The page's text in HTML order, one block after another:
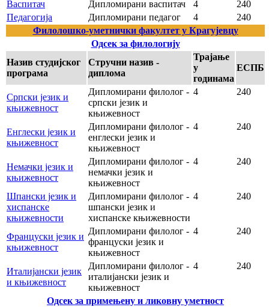
Васпитач Дипломирани васпитач 4
240
Педагогија
Дипломирани педагог 4
240
Филолошко-уметнички факултет у Крагујевцу
Одсек за филологију
Назив студијског
програма
Стручни назив -
диплома
Трајање
у
годинама
ЕСПБ
Српски језик и
књижевност
Дипломирани филолог -
српски језик и
књижевност
4 240
Енглески језик и
књижевност
Дипломирани филолог -
енглески језик и
књижевност
4 240
Немачки језик и
књижевност
Дипломирани филолог -
немачки језик и
књижевност
4 240
Шпански језик и
хиспанске
књижевности
Дипломирани филолог -
шпански језик и
хиспанске књижевности
4 240
Француски језик и
књижевност
Дипломирани филолог -
француски језик и
књижевност
4 240
Италијански језик
и књижевност
Дипломирани филолог -
италијански језик и
књижевност
4 240
Одсек за примењену и ликовну уметност